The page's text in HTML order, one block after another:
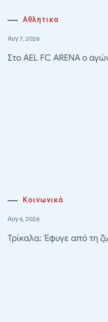
Αθλητικα
Αυγ 7, 2026
Στο AEL FC ARENA ο
Κοινωνικά
Αυγ 6, 2026
Τρίκαλα: Έφυγε από τη